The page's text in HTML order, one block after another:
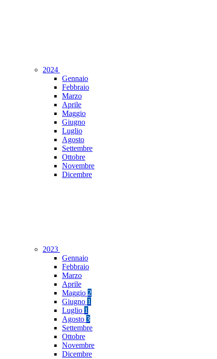
2024
Gennaio
Febbraio
Marzo
Aprile
Maggio
Giugno
Luglio
Agosto
Settembre
Ottobre
Novembre
Dicembre
2023
Gennaio
Febbraio
Marzo
Aprile
Maggio 2
Giugno 1
Luglio 1
Agosto 3
Settembre
Ottobre
Novembre
Dicembre